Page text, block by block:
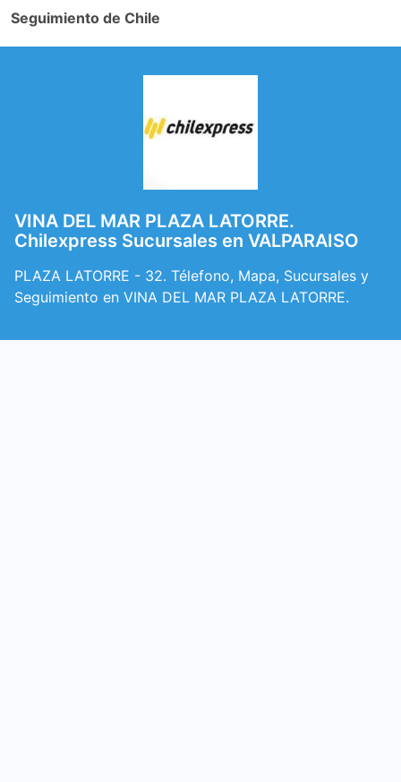
Seguimiento de Chile
VINA DEL MAR PLAZA LATORRE.
Chilexpress Sucursales en VALPARAISO
PLAZA LATORRE - 32. Télefono, Mapa, Sucursales y
Seguimiento en VINA DEL MAR PLAZA LATORRE.